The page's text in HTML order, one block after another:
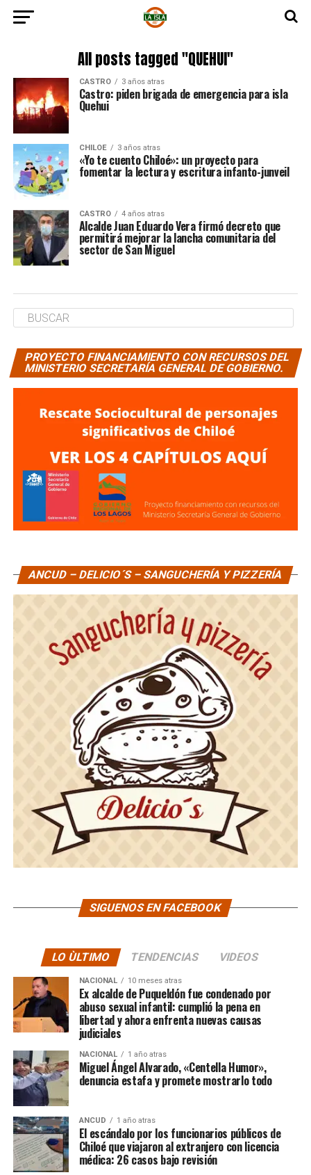
All posts tagged "QUEHUI"
CASTRO 3 años atras
Castro: piden brigada de emergencia para isla
Quehui
CHILOE 3 años atras
«Yo te cuento Chiloé»: un proyecto para
fomentar la lectura y escritura infanto-junveil
CASTRO 4 años atras
Alcalde Juan Eduardo Vera firmó decreto que
permitirá mejorar la lancha comunitaria del
sector de San Miguel
PROYECTO FINANCIAMIENTO CON RECURSOS DEL
MINISTERIO SECRETARÍA GENERAL DE GOBIERNO.
ANCUD – DELICIO´S – SANGUCHERÍA Y PIZZERÍA
SIGUENOS EN FACEBOOK
LO ÙLTIMO TENDENCIAS VIDEOS
NACIONAL 10 meses atras
Ex alcalde de Puqueldón fue condenado por
abuso sexual infantil: cumplió la pena en
libertad y ahora enfrenta nuevas causas
judiciales
NACIONAL 1 año atras
Miguel Ángel Alvarado, «Centella Humor»,
denuncia estafa y promete mostrarlo todo
ANCUD 1 año atras
El escándalo por los funcionarios públicos de
Chiloé que viajaron al extranjero con licencia
médica: 26 casos bajo revisión